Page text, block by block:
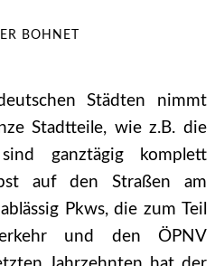
BOHNET
Städten nimmt
Stadtteile, wie z.B. die
ganztägig komplett
auf den Straßen am
Pkws, die zum Teil
und den ÖPNV